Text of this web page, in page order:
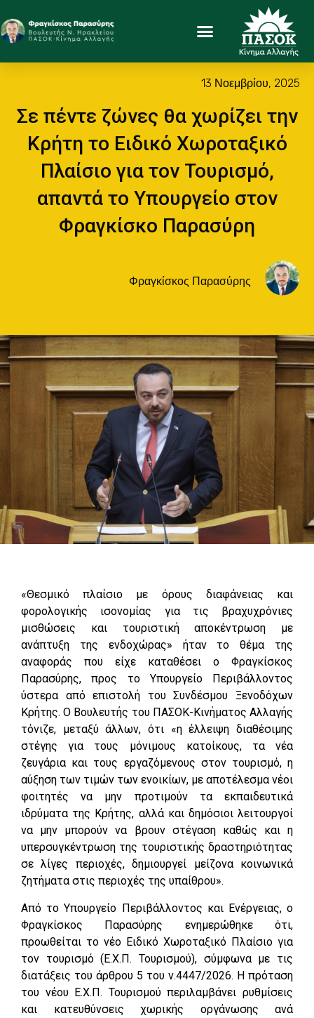
13 Νοεμβρίου, 2025
Σε πέντε ζώνες θα χωρίζει την
Κρήτη το Ειδικό Χωροταξικό
Πλαίσιο για τον Τουρισμό,
απαντά το Υπουργείο στον
Φραγκίσκο Παρασύρη
Φραγκίσκος Παρασύρης
«Θεσμικό πλαίσιο με όρους διαφάνειας και
φορολογικής ισονομίας για τις βραχυχρόνιες
μισθώσεις και τουριστική αποκέντρωση με
ανάπτυξη της ενδοχώρας» ήταν το θέμα της
αναφοράς που είχε καταθέσει ο Φραγκίσκος
Παρασύρης, προς το Υπουργείο Περιβάλλοντος
ύστερα από επιστολή του Συνδέσμου Ξενοδόχων
Κρήτης. Ο Βουλευτής του ΠΑΣΟΚ-Κινήματος Αλλαγής
τόνιζε, μεταξύ άλλων, ότι «η έλλειψη διαθέσιμης
στέγης για τους μόνιμους κατοίκους, τα νέα
ζευγάρια και τους εργαζόμενους στον τουρισμό, η
αύξηση των τιμών των ενοικίων, με αποτέλεσμα νέοι
φοιτητές να μην προτιμούν τα εκπαιδευτικά
ιδρύματα της Κρήτης, αλλά και δημόσιοι λειτουργοί
να μην μπορούν να βρουν στέγαση καθώς και η
υπερσυγκέντρωση της τουριστικής δραστηριότητας
σε λίγες περιοχές, δημιουργεί μείζονα κοινωνικά
ζητήματα στις περιοχές της υπαίθρου».
Από το Υπουργείο Περιβάλλοντος και Ενέργειας, ο
Φραγκίσκος Παρασύρης ενημερώθηκε ότι,
προωθείται το νέο Ειδικό Χωροταξικό Πλαίσιο για
τον τουρισμό (Ε.Χ.Π. Τουρισμού), σύμφωνα με τις
διατάξεις του άρθρου 5 του ν.4447/2026. Η πρόταση
του νέου Ε.Χ.Π. Τουρισμού περιλαμβάνει ρυθμίσεις
και κατευθύνσεις χωρικής οργάνωσης ανά